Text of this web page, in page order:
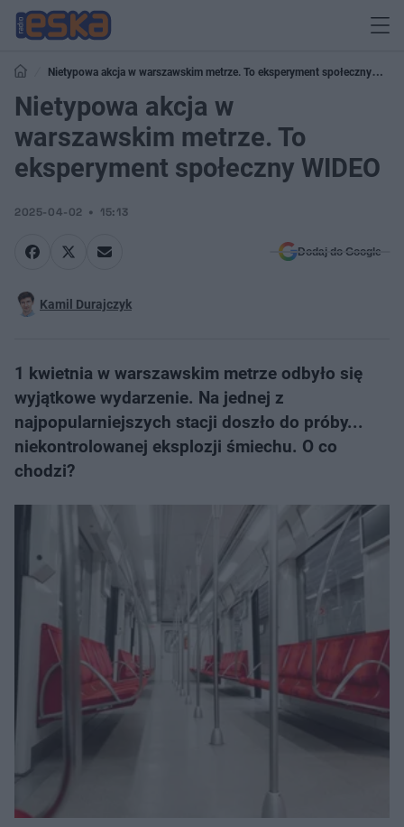
Nietypowa akcja w warszawskim metrze. To eksperyment społeczny
WIDEO
Nietypowa akcja w
warszawskim metrze. To
eksperyment społeczny WIDEO
2025-04-02 15:13
Dodaj do Google
Kamil Durajczyk
1 kwietnia w warszawskim metrze odbyło się
wyjątkowe wydarzenie. Na jednej z
najpopularniejszych stacji doszło do próby...
niekontrolowanej eksplozji śmiechu. O co
chodzi?